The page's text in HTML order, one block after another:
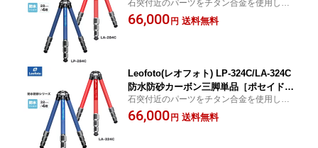
(青)/アテナ(赤)シリーズ｜最大脚径28m
m｜4段｜3/8,1/4インチ対応］
石突付近のパーツをチタン合金を使用した
海水による腐食に強いモデル
66,000 円 送料無料
Leofoto(レオフォト) LP-324C/LA-324C
防水防砂カーボン三脚単品［ポセイドン
(青)/アテナ(赤)シリーズ｜最大脚径32m
m｜4段｜3/8,1/4インチ対応］▲
石突付近のパーツをチタン合金を使用した
海水による腐食に強いモデル
66,000 円 送料無料